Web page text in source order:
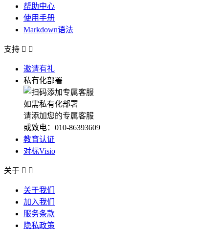
帮助中心
使用手册
Markdown语法
支持  
邀请有礼
私有化部署
如需私有化部署
请添加您的专属客服
或致电：010-86393609
教育认证
对标Visio
关于  
关于我们
加入我们
服务条款
隐私政策